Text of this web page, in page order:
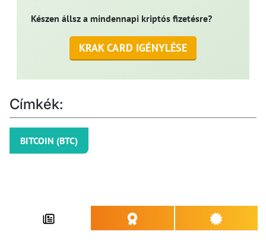
Készen állsz a mindennapi kriptós fizetésre?
KRAK CARD IGÉNYLÉSE
Címkék:
BITCOIN (BTC)